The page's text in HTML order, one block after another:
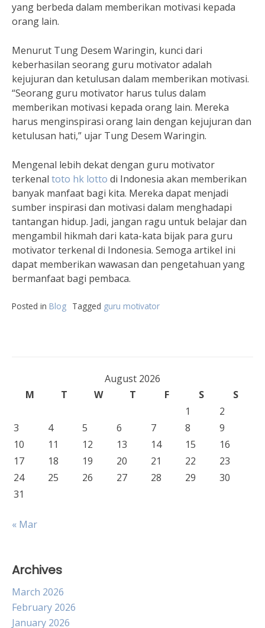
yang berbeda dalam memberikan motivasi kepada
orang lain.
Menurut Tung Desem Waringin, kunci dari
keberhasilan seorang guru motivator adalah
kejujuran dan ketulusan dalam memberikan motivasi.
“Seorang guru motivator harus tulus dalam
memberikan motivasi kepada orang lain. Mereka
harus menginspirasi orang lain dengan kejujuran dan
ketulusan hati,” ujar Tung Desem Waringin.
Mengenal lebih dekat dengan guru motivator
terkenal toto hk lotto di Indonesia akan memberikan
banyak manfaat bagi kita. Mereka dapat menjadi
sumber inspirasi dan motivasi dalam menghadapi
tantangan hidup. Jadi, jangan ragu untuk belajar dan
mengambil hikmah dari kata-kata bijak para guru
motivator terkenal di Indonesia. Semoga artikel ini
dapat memberikan wawasan dan pengetahuan yang
bermanfaat bagi pembaca.
Posted in Blog Tagged guru motivator
August 2026
M
T W T F S
S
1
2
3
4 5 6 7 8
9
10
11 12 13 14 15
16
17
18 19 20 21 22
23
24
25 26 27 28 29
30
31
« Mar
Archives
March 2026
February 2026
January 2026